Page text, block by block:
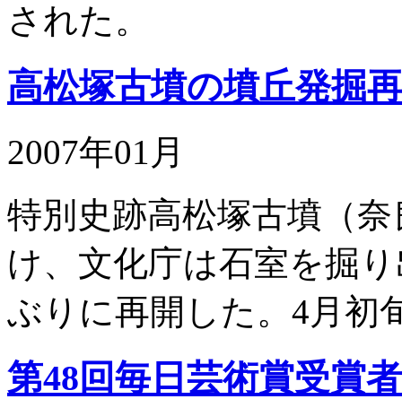
された。
高松塚古墳の墳丘発掘
2007年01月
特別史跡高松塚古墳（
け、文化庁は石室を掘
ぶりに再開した。4月初
第48回毎日芸術賞受賞